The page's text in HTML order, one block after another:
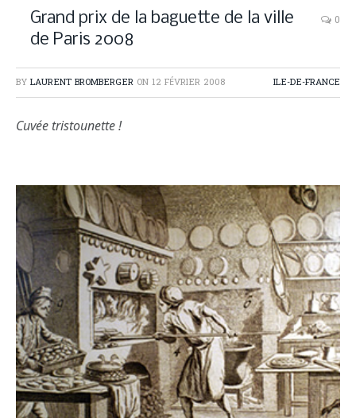
Grand prix de la baguette de la ville
de Paris 2008
0
BY LAURENT BROMBERGER ON 12 FÉVRIER 2008 ILE-DE-FRANCE
Cuvée tristounette !